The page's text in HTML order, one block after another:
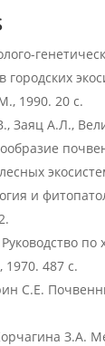
городских
1990. 20 с.
Заяц А.Л.,
и
по
487 с.
С.Е.
З.А.